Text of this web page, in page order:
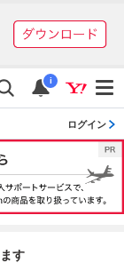
i
ログイン
す